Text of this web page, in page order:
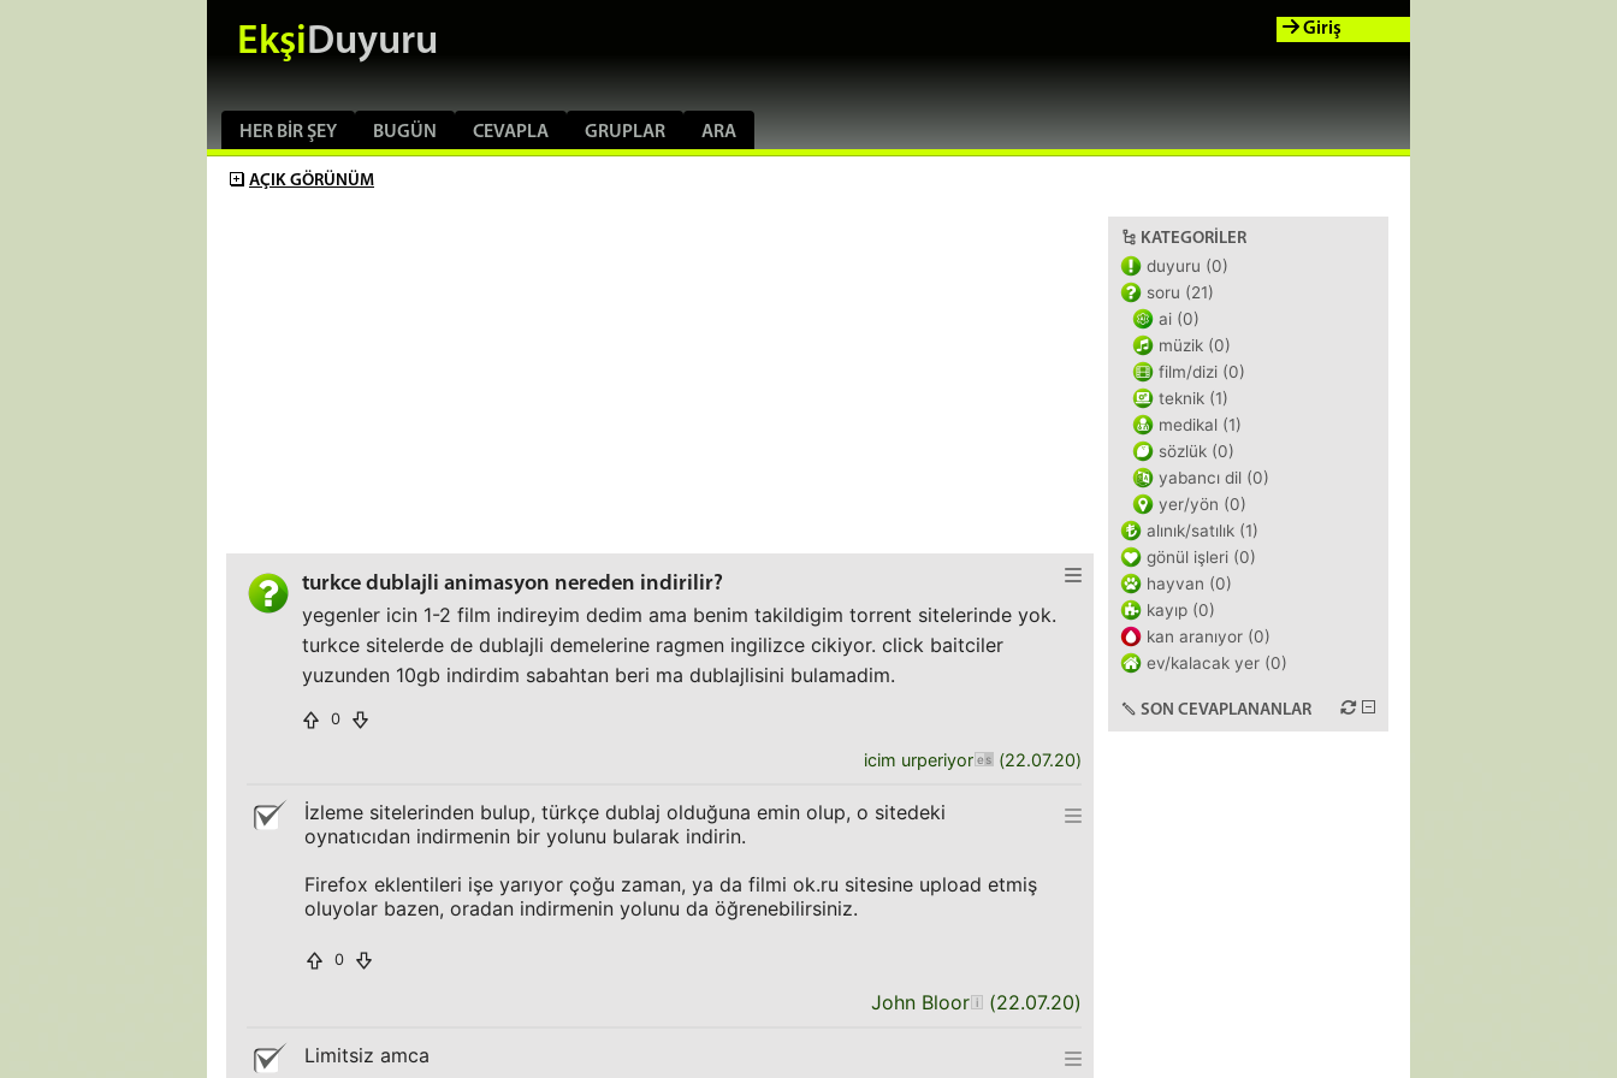
EkşiDuyuru
HER BIR ŞEY BUGÜN CEVAPLA GRUPLAR ARA
Giriş
AÇIK GÖRÜNÜM
turkce dublajli animasyon nereden indirilir?
yegenler icin 1-2 film indireyim dedim ama benim takildigim torrent sitelerinde yok.
turkce sitelerde de dublajli demelerine ragmen ingilizce cikiyor. click baitciler
yuzunden 10gb indirdim sabahtan beri ma dublajlisini bulamadim.
0
icim urperiyor (22.07.20)
İzleme sitelerinden bulup, türkçe dublaj olduğuna emin olup, o sitedeki
oynatıcıdan indirmenin bir yolunu bularak indirin.
Firefox eklentileri işe yarıyor çoğu zaman, ya da filmi ok.ru sitesine upload etmiş
oluyolar bazen, oradan indirmenin yolunu da öğrenebilirsiniz.
0
John Bloor (22.07.20)
Limitsiz amca
KATEGORILER
duyuru (0)
soru (21)
ai (0)
müzik (0)
film/dizi (0)
teknik (1)
medikal (1)
sözlük (0)
yabancı dil (0)
yer/yön (0)
alınık/satılık (1)
gönül işleri (0)
hayvan (0)
kayıp (0)
kan aranıyor (0)
ev/kalacak yer (0)
SON CEVAPLANANLAR